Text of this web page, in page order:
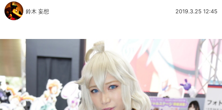
鈴木 妄想 2019.3.25 12:45